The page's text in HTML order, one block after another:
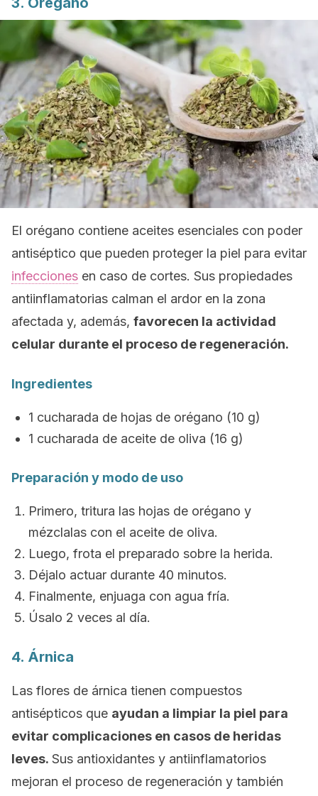
El orégano contiene aceites esenciales con poder
antiséptico que pueden proteger la piel para evitar
infecciones en caso de cortes. Sus propiedades
antiinflamatorias calman el ardor en la zona
afectada y, además, favorecen la actividad
celular durante el proceso de regeneración.
Ingredientes
1 cucharada de hojas de orégano (10 g)
1 cucharada de aceite de oliva (16 g)
Preparación y modo de uso
Primero, tritura las hojas de orégano y
mézclalas con el aceite de oliva.
Luego, frota el preparado sobre la herida.
Déjalo actuar durante 40 minutos.
Finalmente, enjuaga con agua fría.
Úsalo 2 veces al día.
4. Árnica
Las flores de árnica tienen compuestos
antisépticos que ayudan a limpiar la piel para
evitar complicaciones en casos de heridas
leves. Sus antioxidantes y antiinflamatorios
mejoran el proceso de regeneración y también